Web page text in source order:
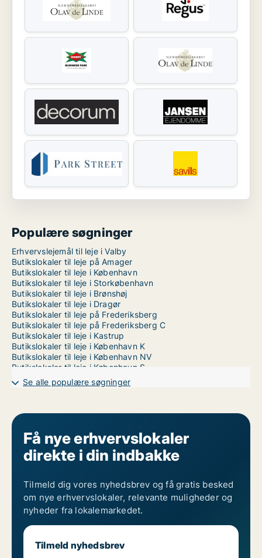
Populære søgninger
Erhvervslejemål til leje i Valby
Butikslokaler til leje på Amager
Butikslokaler til leje i København
Butikslokaler til leje i Storkøbenhavn
Butikslokaler til leje i Brønshøj
Butikslokaler til leje i Dragør
Butikslokaler til leje på Frederiksberg
Butikslokaler til leje på Frederiksberg C
Butikslokaler til leje i Kastrup
Butikslokaler til leje i København K
Butikslokaler til leje i København NV
Butikslokaler til leje i København S
Butikslokaler til leje i København SV
Butikslokaler til leje i Nordhavn
Butikslokaler til leje på Vesterbro
Butikslokaler til leje i Ørestad
Butikslokaler til leje på Østerbro
Se alle populære søgninger
Få nye erhvervslokaler
direkte i din indbakke
Tilmeld dig vores nyhedsbrev og få gratis besked
om nye erhvervslokaler, relevante muligheder og
nyheder fra lokalemarkedet.
Tilmeld nyhedsbrev